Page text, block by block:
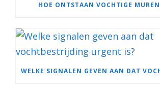
HOE ONTSTAAN VOCHTIGE